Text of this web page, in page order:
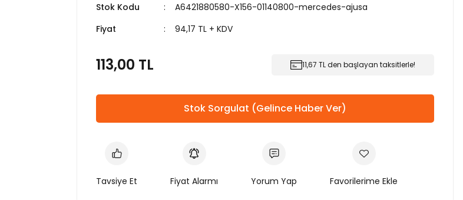
Stok Kodu
A6421880580-X156-01140800-mercedes-ajusa
Fiyat
94,17 TL + KDV
113,00 TL 11,67 TL den başlayan taksitlerle!
Stok Sorgulat (Gelince Haber Ver)
Tavsiye Et Fiyat Alarmı Yorum Yap